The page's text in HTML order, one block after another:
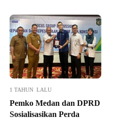
1 TAHUN LALU
Pemko Medan dan DPRD
Sosialisasikan Perda